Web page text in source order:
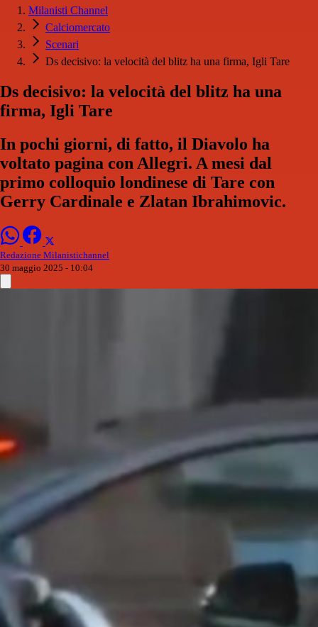
Milanisti Channel
Calciomercato
Scenari
Ds decisivo: la velocità del blitz ha una firma, Igli Tare
Ds decisivo: la velocità del blitz ha una
firma, Igli Tare
In pochi giorni, di fatto, il Diavolo ha
voltato pagina con Allegri. A mesi dal
primo colloquio londinese di Tare con
Gerry Cardinale e Zlatan Ibrahimovic.
Redazione Milanistichannel
30 maggio 2025 - 10:04